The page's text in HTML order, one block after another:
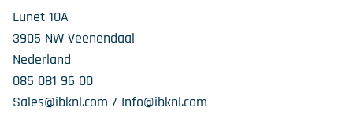
Lunet 10A
3905 NW Veenendaal
Nederland
085 081 96 00
Sales@ibknl.com / Info@ibknl.com